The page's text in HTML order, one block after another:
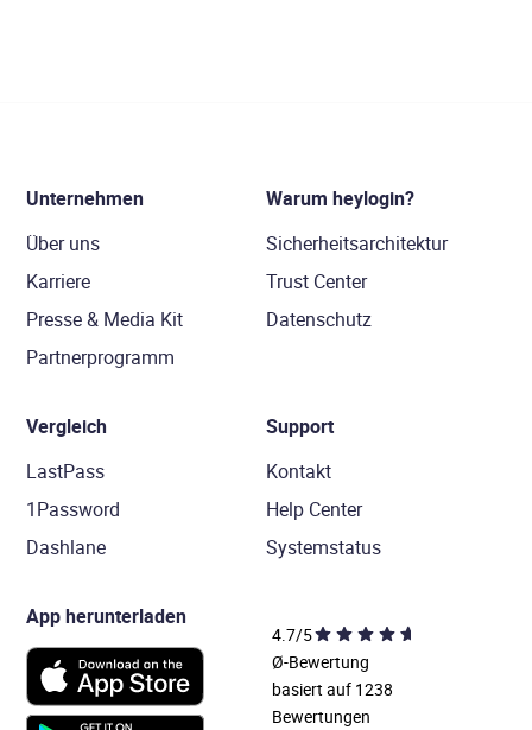
Unternehmen
Über uns
Karriere
Presse & Media Kit
Partnerprogramm
Warum heylogin?
Sicherheitsarchitektur
Trust Center
Datenschutz
Vergleich
LastPass
1Password
Dashlane
Support
Kontakt
Help Center
Systemstatus
App herunterladen
4.7/5
Ø-Bewertung
basiert auf 1238
Bewertungen